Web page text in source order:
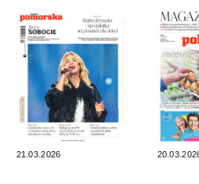
21.03.2026